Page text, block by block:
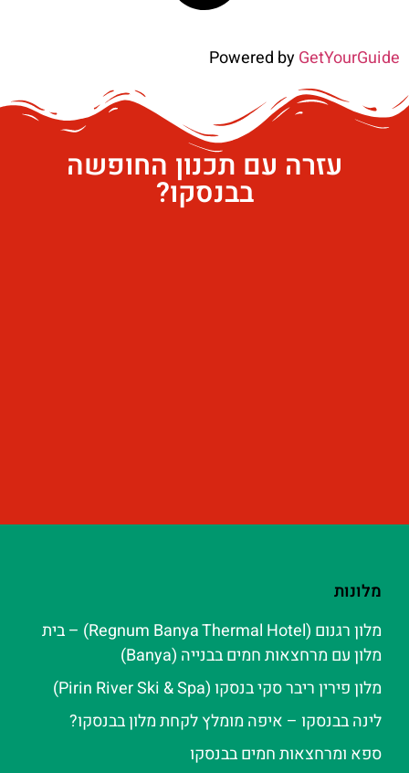
Powered byGetYourGuide
עזרה עם תכנון החופשה
בבנסקו?
מלונות
מלון רגנום (Regnum Banya Thermal Hotel) – בית
מלון עם מרחצאות חמים בבנייה (Banya)
מלון פירין ריבר סקי בנסקו (Pirin River Ski & Spa‬)
לינה בבנסקו – איפה מומלץ לקחת מלון בבנסקו?
ספא ומרחצאות חמים בבנסקו